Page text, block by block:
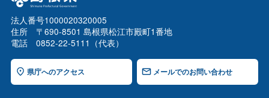
法人番号1000020320005
住所 〒690-8501 島根県松江市殿町1番地
電話 0852-22-5111（代表）
県庁へのアクセス メールでのお問い合わせ